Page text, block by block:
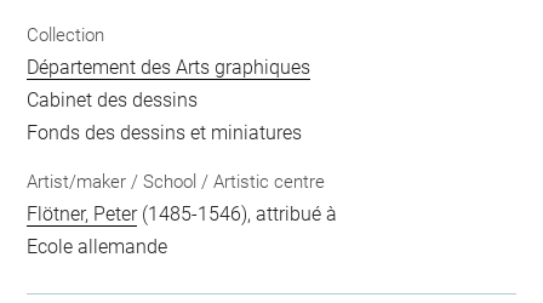
Collection
Département des Arts graphiques
Cabinet des dessins
Fonds des dessins et miniatures
Artist/maker / School / Artistic centre
Flötner, Peter(1485-1546), attribué à
Ecole allemande